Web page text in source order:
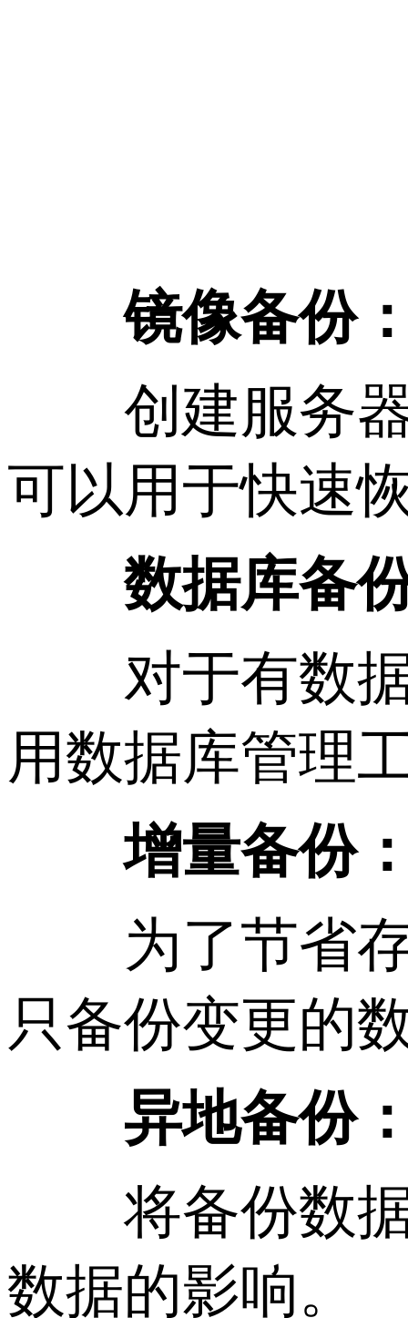
镜像备份
创建服务器
可以用于快速
数据库备
对于有数据
用数据库管理
增量备份
为了节省存
只备份变更的
异地备份
将备份数据
数据的影响。